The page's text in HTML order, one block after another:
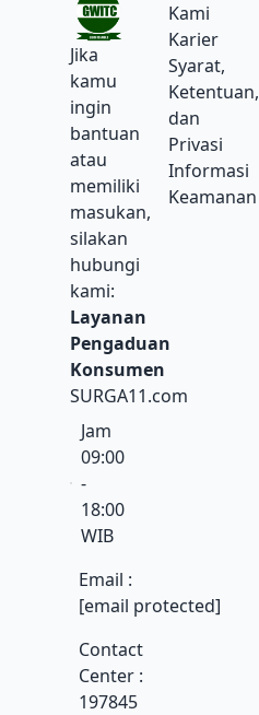
Jika
kamu
ingin
bantuan
atau
memiliki
masukan,
silakan
hubungi
kami:
Layanan
Pengaduan
Konsumen
SURGA11.com
Jam
09:00
-
18:00
WIB
Email :
[email protected]
Contact
Center :
197845
Kami
Karier
Syarat,
Ketentuan,
dan
Privasi
Informasi
Keamanan